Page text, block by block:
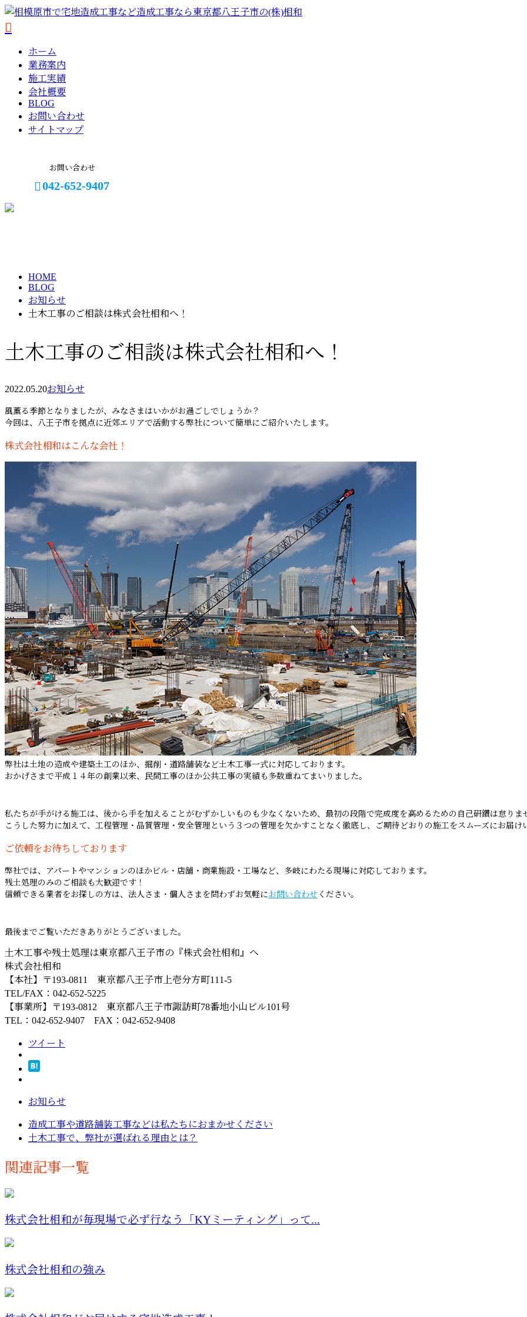
ホーム
業務案内
施工実績
会社概要
BLOG
お問い合わせ
サイトマップ
お問い合わせ
042-652-9407
HOME
BLOG
お知らせ
土木工事のご相談は株式会社相和へ！
土木工事のご相談は株式会社相和へ！
2022.05.20お知らせ
風薫る季節となりましたが、みなさまはいかがお過ごしでしょうか？
今回は、八王子市を拠点に近郊エリアで活動する弊社について簡単にご紹介いたします。
株式会社相和はこんな会社！
弊社は土地の造成や建築土工のほか、掘削・道路舗装など土木工事一式に対応しております。
おかげさまで平成１４年の創業以来、民間工事のほか公共工事の実績も多数重ねてまいりました。
私たちが手がける施工は、後から手を加えることがむずかしいものも少なくないため、最初の段階で完成度を高めるための自己研鑽は怠りま
こうした努力に加えて、工程管理・品質管理・安全管理という３つの管理を欠かすことなく徹底し、ご期待どおりの施工をスムーズにお届け
ご依頼をお待ちしております
弊社では、アパートやマンションのほかビル・店舗・商業施設・工場など、多岐にわたる現場に対応しております。
残土処理のみのご相談も大歓迎です！
信頼できる業者をお探しの方は、法人さま・個人さまを問わずお気軽にお問い合わせ ください。
最後までご覧いただきありがとうございました。
土木工事や残土処理は東京都八王子市の『株式会社相和』へ
株式会社相和
【本社】〒193-0811 東京都八王子市上壱分方町111-5
TEL/FAX：042-652-5225
【事業所】〒193-0812 東京都八王子市諏訪町78番地小山ビル101号
TEL：042-652-9407 FAX：042-652-9408
ツイート
お知らせ
造成工事や道路舗装工事などは私たちにおまかせください
土木工事で、弊社が選ばれる理由とは？
関連記事一覧
株式会社相和が毎現場で必ず行なう「KYミーティング」って...
株式会社相和の強み